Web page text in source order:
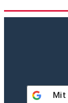
Mit